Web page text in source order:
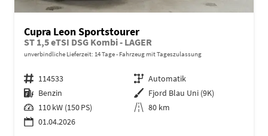
Cupra Leon Sportstourer
ST 1,5 eTSI DSG Kombi - LAGER
unverbindliche Lieferzeit: 14 Tage Fahrzeug mit Tageszulassung
Fahrzeugnr. 114533 Getriebe Automatik
Kraftstoff Benzin Außenfarbe Fjord Blau Uni (9K)
Leistung 110 kW (150 PS) Kilometerstand 80 km
01.04.2026